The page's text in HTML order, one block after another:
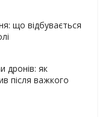
що відбувається
дронів: як
після важкого